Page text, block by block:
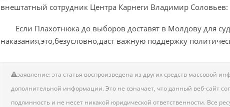
внештатный сотрудник Центра Карнеги Владимир Соловьев:
Если Плахотнюка до выборов доставят в Молдову для
наказания,это,безусловно,даст важную поддержку
заявление: эта статья воспроизведена из других средств массовой
дополнительной информации. Это не означает, что данный веб-сайт
подлинность и не несет никакой юридической ответственности. Все